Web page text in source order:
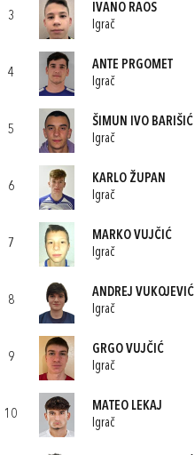
3
IVANO RAOS
Igrač
4
ANTE PRGOMET
Igrač
5
ŠIMUN IVO BARIŠIĆ
Igrač
6
KARLO ŽUPAN
Igrač
7
MARKO VUJČIĆ
Igrač
8
ANDREJ VUKOJEVIĆ
Igrač
9
GRGO VUJČIĆ
Igrač
10
MATEO LEKAJ
Igrač